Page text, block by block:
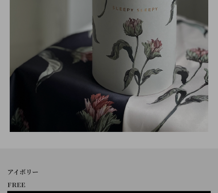
アイボリー
FREE